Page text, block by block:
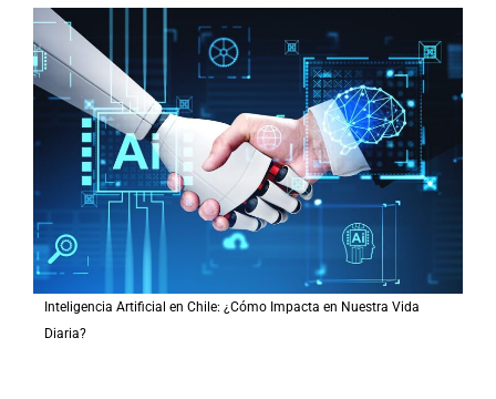
Inteligencia Artificial en Chile: ¿Cómo Impacta en Nuestra Vida
Diaria?